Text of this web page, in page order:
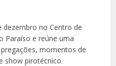
no Centro de
Paraíso e reúne uma
momentos de
show pirotécnico.